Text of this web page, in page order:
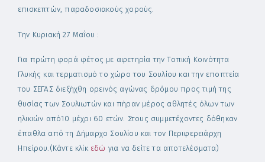
επισκεπτών, παραδοσιακούς χορούς.
Την Κυριακή 27 Μαΐου :
Για πρώτη φορά φέτος με αφετηρία την Τοπική Κοινότητα
Γλυκής και τερματισμό το χώρο του Σουλίου και την εποπτεία
του ΣΕΓΑΣ διεξήχθη ορεινός αγώνας δρόμου προς τιμή της
θυσίας των Σουλιωτών και πήραν μέρος αθλητές όλων των
ηλικιών από10 μέχρι 60 ετών. Στους συμμετέχοντες δόθηκαν
έπαθλα από τη Δήμαρχο Σουλίου και τον Περιφερειάρχη
Ηπείρου.(Κάντε κλίκ εδώ για να δείτε τα αποτελέσματα)